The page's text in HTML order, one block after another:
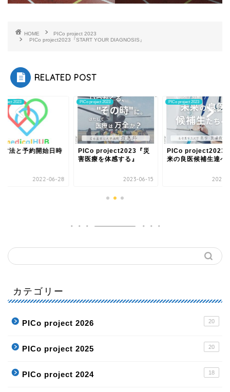
HOME
PICo project 2023
PICo project2023『START YOUR DIAGNOSIS』
RELATED POST
2023
方法と予約開始日時
2022-06-28
PICo project 2023
PICo project2023『災
害医療を体感する』
2023-06-15
PICo project 2023
PICo project2023
来の良医候補生達へ
2023-
カテゴリー
PICo project 2026 20
PICo project 2025 20
PICo project 2024 18